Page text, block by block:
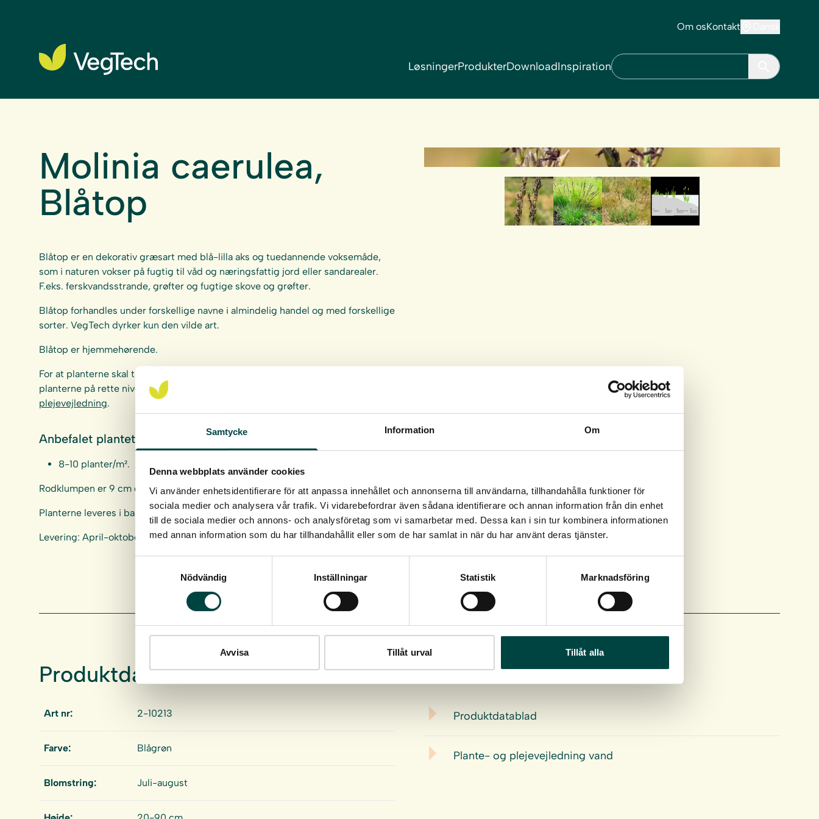
Samtycke Information Om
Denna webbplats använder cookies
Vi använder enhetsidentifierare för att anpassa innehållet och annonserna till användarna, tillhandahålla funktioner för
sociala medier och analysera vår trafik. Vi vidarebefordrar även sådana identifierare och annan information från din enhet
till de sociala medier och annons- och analysföretag som vi samarbetar med. Dessa kan i sin tur kombinera informationen
med annan information som du har tillhandahållit eller som de har samlat in när du har använt deras tjänster.
Nödvändig
Inställningar Statistik Marknadsföring
Avvisa Tillåt urval Tillåt alla
Om osKontakt
LøsningerProdukterDownloadInspiration
Molinia caerulea,
Blåtop
Blåtop er en dekorativ græsart med blå-lilla aks og tuedannende voksemåde,
som i naturen vokser på fugtig til våd og næringsfattig jord eller sandarealer.
F.eks. ferskvandsstrande, grøfter og fugtige skove og grøfter.
Blåtop forhandles under forskellige navne i almindelig handel og med forskellige
sorter. VegTech dyrker kun den vilde art.
Blåtop er hjemmehørende.
For at planterne skal trives og udvikles på bedste vis er det vigtigt at plante
planterne på rette niveau i forhold til middelvandstanden. Se
plejevejledning.
Anbefalet plantetæthed:
8-10 planter/m².
Rodklumpen er 9 cm dyb og 4 cm i diameter.
Planterne leveres i bakker af 40 stk.
Levering: April-oktober
Produktdata
Art nr: 2-10213
Farve: Blågrøn
Blomstring: Juli-august
Download
Produktdatablad
Plante- og plejevejledning vand